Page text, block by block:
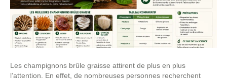
Les champignons brûle graisse attirent de plus en plus
l’attention. En effet, de nombreuses personnes recherchent